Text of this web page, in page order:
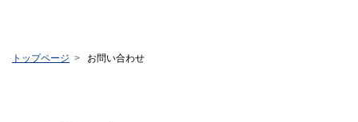
トップページ お問い合わせ